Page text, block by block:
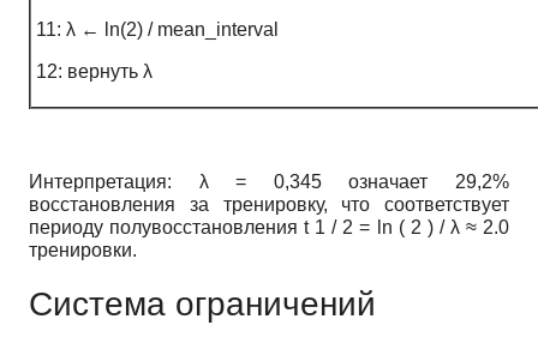
11: λ ← ln(2) / mean_interval
12: вернуть λ
Интерпретация: λ = 0,345
означает 29,2%
восстановления за тренировку, что соответствует
периоду полувосстановленияt 1 / 2 = ln ( 2 ) / λ ≈ 2.0
тренировки.
Система ограничений